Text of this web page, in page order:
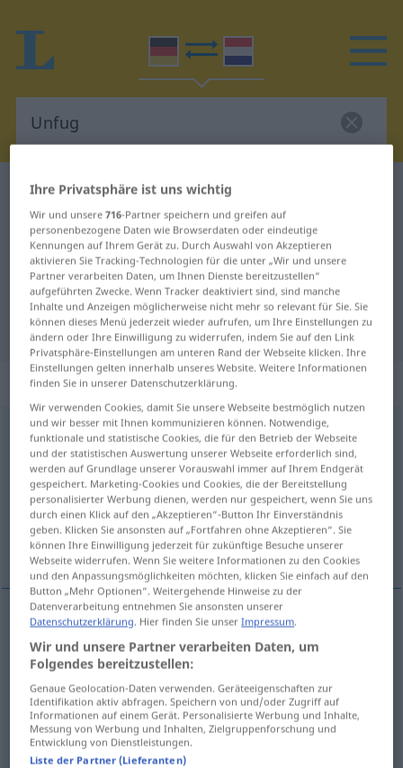
Deutsch-Niederländisch Wörterbuch
Deutsch-Niederländisch
Übersetzung für "Unfug"
"Unfug" Niederländisch
Übersetzung
„Unfug“: Maskulinum, männlich
Unfug [ˈʊ-]m <-(e)s;keine Pluralform>
Übersicht aller Übersetzungen
(Für mehr Details die Übersetzung anklicken/antippen)
baldadigheid, straatschenderij, onzin, het
kattenkwaad
baldadigheid,straatschenderij
Unfug
Straßenunfug
onzin UnfugUnsinn
(het)kattenkwaad Unfug
Ihre Privatsphäre ist uns wichtig
Wir und unsere716-Partner speichern und greifen auf
personenbezogene Daten wie Browserdaten oder eindeutige
Kennungen auf Ihrem Gerät zu. Durch Auswahl von Akzeptieren
aktivieren Sie Tracking-Technologien für die unter „Wir und unsere
Partner verarbeiten Daten, um Ihnen Dienste bereitzustellen“
aufgeführten Zwecke. Wenn Tracker deaktiviert sind, sind manche
Inhalte und Anzeigen möglicherweise nicht mehr so relevant für Sie. Sie
können dieses Menü jederzeit wieder aufrufen, um Ihre Einstellungen zu
ändern oder Ihre Einwilligung zu widerrufen, indem Sie auf den Link
Privatsphäre-Einstellungen am unteren Rand der Webseite klicken. Ihre
Einstellungen gelten innerhalb unseres Website. Weitere Informationen
finden Sie in unserer Datenschutzerklärung.
Wir verwenden Cookies, damit Sie unsere Webseite bestmöglich nutzen
und wir besser mit Ihnen kommunizieren können. Notwendige,
funktionale und statistische Cookies, die für den Betrieb der Webseite
und der statistischen Auswertung unserer Webseite erforderlich sind,
werden auf Grundlage unserer Vorauswahl immer auf Ihrem Endgerät
gespeichert. Marketing-Cookies und Cookies, die der Bereitstellung
personalisierter Werbung dienen, werden nur gespeichert, wenn Sie uns
durch einen Klick auf den „Akzeptieren“-Button Ihr Einverständnis
geben. Klicken Sie ansonsten auf „Fortfahren ohne Akzeptieren“. Sie
können Ihre Einwilligung jederzeit für zukünftige Besuche unserer
Webseite widerrufen. Wenn Sie weitere Informationen zu den Cookies
und den Anpassungsmöglichkeiten möchten, klicken Sie einfach auf den
Button „Mehr Optionen“. Weitergehende Hinweise zu der
Datenverarbeitung entnehmen Sie ansonsten unserer
Datenschutzerklärung. Hier finden Sie unserImpressum.
Wir und unsere Partner verarbeiten Daten, um
Folgendes bereitzustellen:
Genaue Geolocation-Daten verwenden. Geräteeigenschaften zur
Identifikation aktiv abfragen. Speichern von und/oder Zugriff auf
Informationen auf einem Gerät. Personalisierte Werbung und Inhalte,
Messung von Werbung und Inhalten, Zielgruppenforschung und
Entwicklung von Dienstleistungen.
Liste der Partner (Lieferanten)